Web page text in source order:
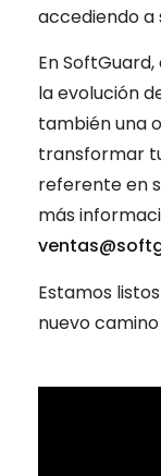
accediendo a
En
la evolución
también una
transformar
referente en
más
Estamos
nuevo